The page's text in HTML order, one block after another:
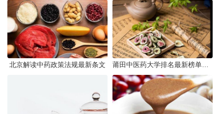
北京解读中药政策法规最新条文